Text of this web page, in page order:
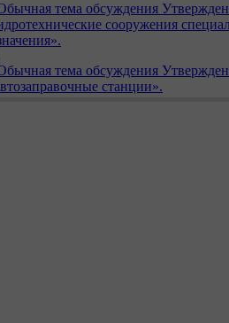
сооружения
станции».